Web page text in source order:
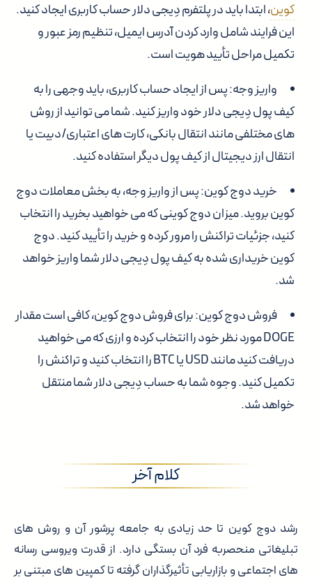
کوین، ابتدا باید در پلتفرم دِیجی دلار حساب کاربری ایجاد کنید.
این فرایند شامل وارد کردن آدرس ایمیل، تنظیم رمز عبور و
تکمیل مراحل تأیید هویت است.
واریز وجه: پس از ایجاد حساب کاربری، باید وجهی را به
کیف پول دِیجی دلار خود واریز کنید. شما می توانید از روش
های مختلفی مانند انتقال بانکی، کارت های اعتباری/دبیت یا
انتقال ارز دیجیتال از کیف پول دیگر استفاده کنید.
خرید دوج کوین: پس از واریز وجه، به بخش معاملات دوج
کوین بروید. میزان دوج کوینی که می خواهید بخرید را انتخاب
کنید، جزئیات تراکنش را مرور کرده و خرید را تأیید کنید. دوج
کوین خریداری شده به کیف پول دِیجی دلار شما واریز خواهد
شد.
فروش دوج کوین: برای فروش دوج کوین، کافی است مقدار
DOGE مورد نظر خود را انتخاب کرده و ارزی که می خواهید
دریافت کنید مانند USD یا BTC را انتخاب کنید و تراکنش را
تکمیل کنید. وجوه شما به حساب دِیجی دلار شما منتقل
خواهد شد.
کلام آخر
رشد دوج کوین تا حد زیادی به جامعه پرشور آن و روش های
تبلیغاتی منحصربه فرد آن بستگی دارد. از قدرت ویروسی رسانه
های اجتماعی و بازاریابی تأثیرگذاران گرفته تا کمپین های مبتنی بر